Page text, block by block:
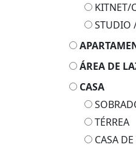
KITNET/
STUDIO
ÁREA DE
CASA
TÉRREA
CASA